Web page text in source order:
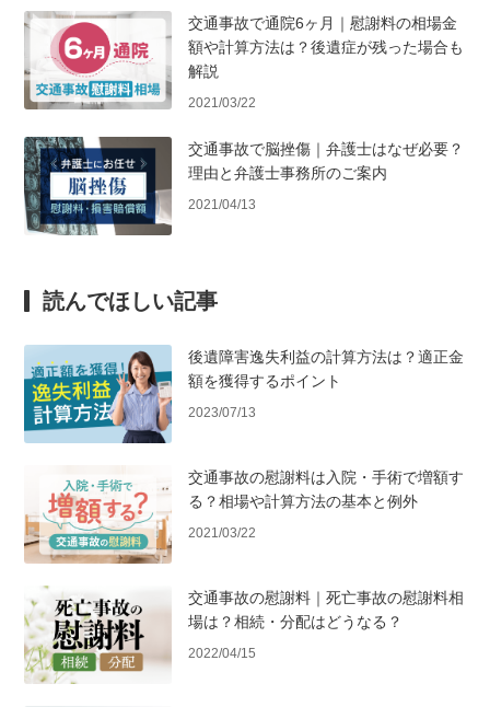
交通事故で通院6ヶ月｜慰謝料の相場金
額や計算方法は？後遺症が残った場合も
解説
2021/03/22
交通事故で脳挫傷｜弁護士はなぜ必要？
理由と弁護士事務所のご案内
2021/04/13
読んでほしい記事
後遺障害逸失利益の計算方法は？適正金
額を獲得するポイント
2023/07/13
交通事故の慰謝料は入院・手術で増額す
る？相場や計算方法の基本と例外
2021/03/22
交通事故の慰謝料｜死亡事故の慰謝料相
場は？相続・分配はどうなる？
2022/04/15